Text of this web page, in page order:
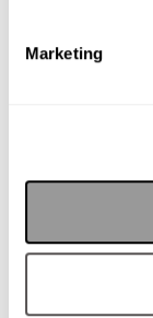
Marketing
lo que vas
cosas